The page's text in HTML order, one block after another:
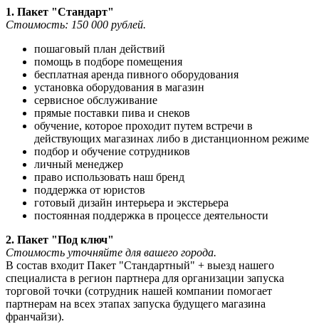
1. Пакет "Стандарт"
Стоимость: 150 000 рублей.
пошаговый план действий
помощь в подборе помещения
бесплатная аренда пивного оборудования
установка оборудования в магазин
сервисное обслуживание
прямые поставки пива и снеков
обучение, которое проходит путем встречи в
действующих магазинах либо в дистанционном режиме
подбор и обучение сотрудников
личный менеджер
право использовать наш бренд
поддержка от юристов
готовый дизайн интерьера и экстерьера
постоянная поддержка в процессе деятельности
2. Пакет "Под ключ"
Стоимость уточняйте для вашего города.
В состав входит Пакет "Стандартный" + выезд нашего
специалиста в регион партнера для организации запуска
торговой точки (сотрудник нашей компании помогает
партнерам на всех этапах запуска будущего магазина
франчайзи).